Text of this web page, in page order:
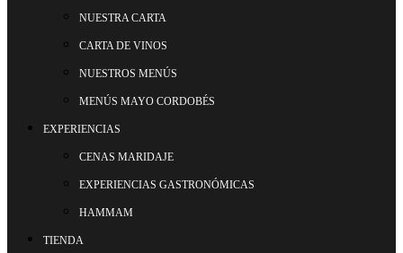
NUESTRA CARTA
CARTA DE VINOS
NUESTROS MENÚS
MENÚS MAYO CORDOBÉS
EXPERIENCIAS
CENAS MARIDAJE
EXPERIENCIAS GASTRONÓMICAS
HAMMAM
TIENDA